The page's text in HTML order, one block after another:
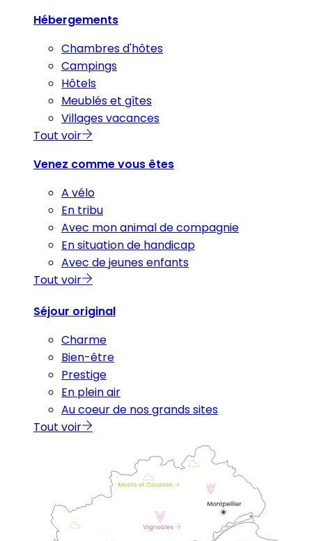
Hébergements
Chambres d'hôtes
Campings
Hôtels
Meublés et gîtes
Villages vacances
Tout voir
Venez comme vous êtes
A vélo
En tribu
Avec mon animal de compagnie
En situation de handicap
Avec de jeunes enfants
Tout voir
Séjour original
Charme
Bien-être
Prestige
En plein air
Au coeur de nos grands sites
Tout voir